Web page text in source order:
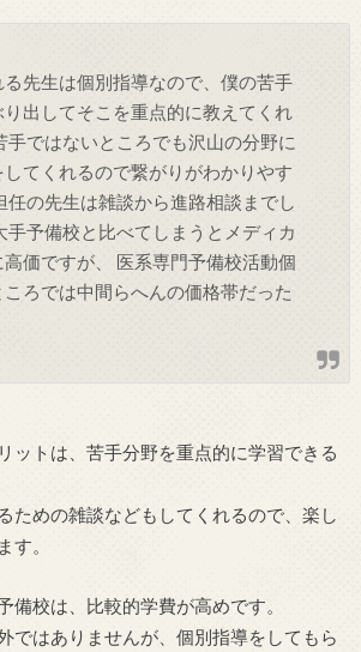
先生は個別指導なので、僕の苦手
出してそこを重点的に教えてくれ
手ではないところでも沢山の分野に
てくれるので繋がりがわかりやす
任の先生は雑談から進路相談までし
手予備校と比べてしまうとメディカ
価ですが、 医系専門予備校活動個
ろでは中間らへんの価格帯だった
ットは、苦手分野を重点的に学習できる
ための雑談などもしてくれるので、楽し
す。
備校は、比較的学費が高めです。
ではありませんが、個別指導をしてもら